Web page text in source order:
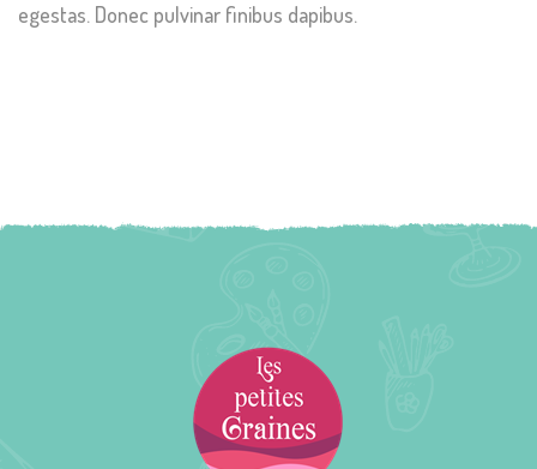
egestas. Donec pulvinar finibus dapibus.